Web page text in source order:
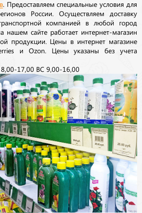
. Предоставляем специальные условия для
России. Осуществляем доставку
компанией в любой город
нашем сайте работает интернет-магазин
продукции. Цены в интернет магазине
и Ozon. Цены указаны без учета
17,00 ВС 9,00-16,00